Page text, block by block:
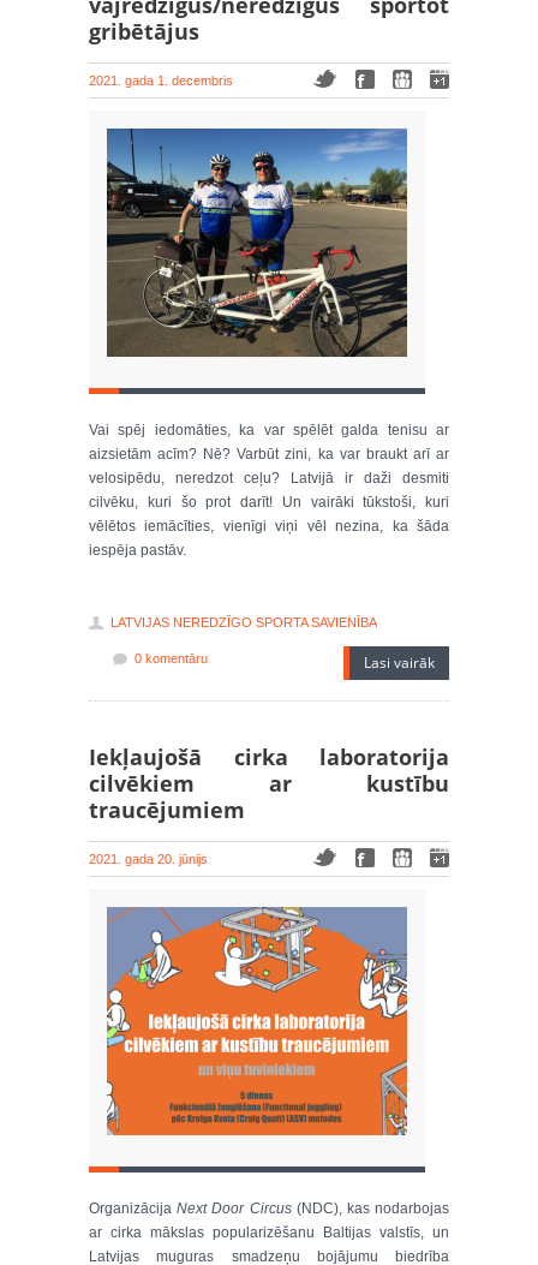
gribētājus
2021. gada 1. decembris
Vai spēj iedomāties, ka var spēlēt galda tenisu ar
aizsietām acīm? Nē? Varbūt zini, ka var braukt arī ar
velosipēdu, neredzot ceļu? Latvijā ir daži desmiti
cilvēku, kuri šo prot darīt! Un vairāki tūkstoši, kuri
vēlētos iemācīties, vienīgi viņi vēl nezina, ka šāda
iespēja pastāv.
LATVIJAS NEREDZĪGO SPORTA SAVIENĪBA
0 komentāru Lasi vairāk
Iekļaujošā cirka laboratorija
cilvēkiem ar kustību
traucējumiem
2021. gada 20. jūnijs
OrganizācijaNext Door Circus(NDC), kas nodarbojas
ar cirka mākslas popularizēšanu Baltijas valstīs, un
Latvijas muguras smadzeņu bojājumu biedrība